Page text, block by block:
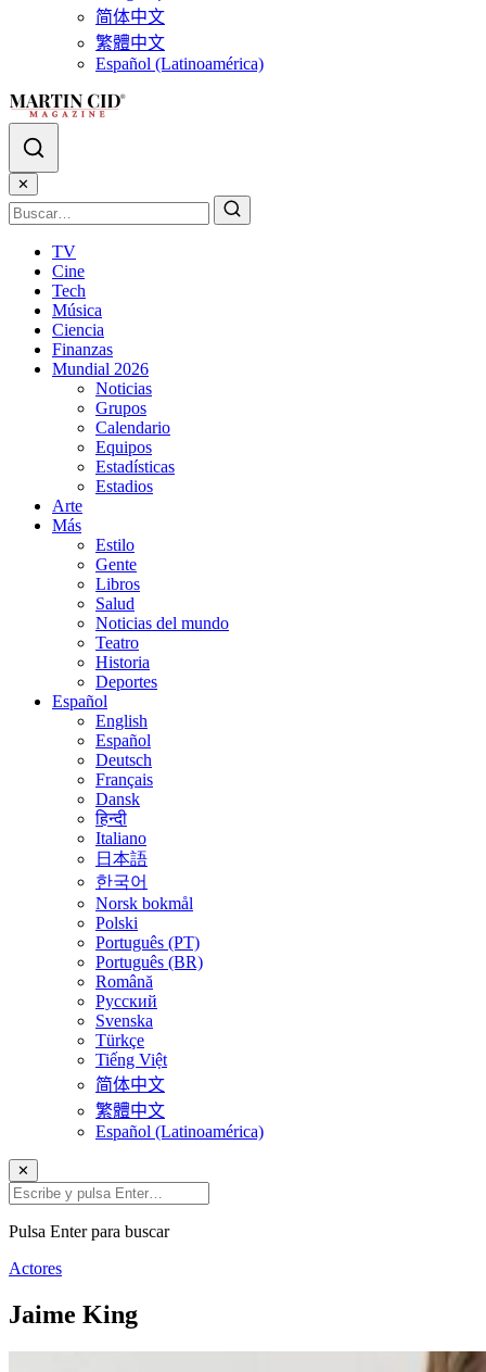
简体中文
繁體中文
Español (Latinoamérica)
✕
TV
Cine
Tech
Música
Ciencia
Finanzas
Mundial 2026
Noticias
Grupos
Calendario
Equipos
Estadísticas
Estadios
Arte
Más
Estilo
Gente
Libros
Salud
Noticias del mundo
Teatro
Historia
Deportes
Español
English
Español
Deutsch
Français
Dansk
हिन्दी
Italiano
日本語
한국어
Norsk bokmål
Polski
Português (PT)
Português (BR)
Română
Русский
Svenska
Türkçe
Tiếng Việt
简体中文
繁體中文
Español (Latinoamérica)
✕
Pulsa Enter para buscar
Actores
Jaime King